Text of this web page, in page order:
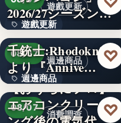
遊戲更新
遊戲更新
150
2026/27シーズン開
幕！…
週邊商品
08/07
週邊商品
880円
千銃士:Rhodoknight
より『Annive…
♡
消費調查
08/07
【おうちにプロ】
エアコンクリーニ♡